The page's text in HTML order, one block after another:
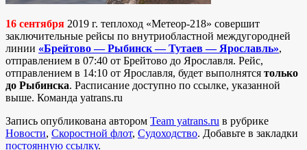
16 сентября 2019 г. теплоход «Метеор-218» совершит
заключительные рейсы по внутриобластной междугородней
линии «Брейтово — Рыбинск — Тутаев — Ярославль»,
отправлением в 07:40 от Брейтово до Ярославля. Рейс,
отправлением в 14:10 от Ярославля, будет выполнятся только
до Рыбинска. Расписание доступно по ссылке, указанной
выше. Команда yatrans.ru
Запись опубликована автором Team yatrans.ru в рубрике
Новости, Скоростной флот, Судоходство. Добавьте в закладки
постоянную ссылку.